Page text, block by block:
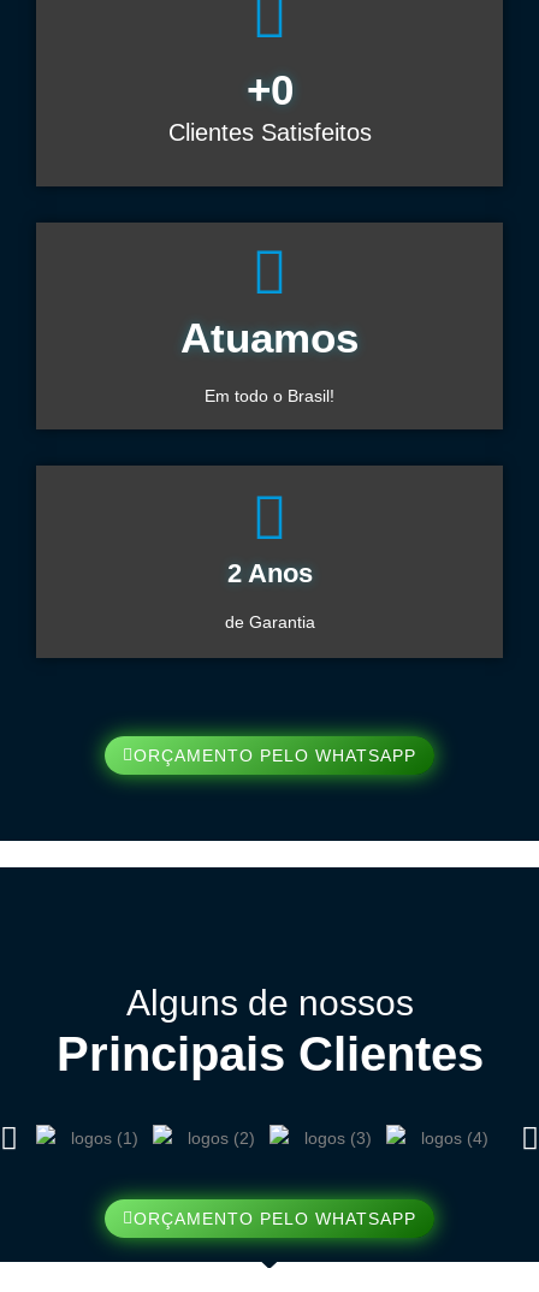
Clientes Satisfeitos
+0
Atuamos
Em todo o Brasil!
2 Anos
de Garantia
ORÇAMENTO PELO WHATSAPP
Alguns de nossos
Principais Clientes
ORÇAMENTO PELO WHATSAPP